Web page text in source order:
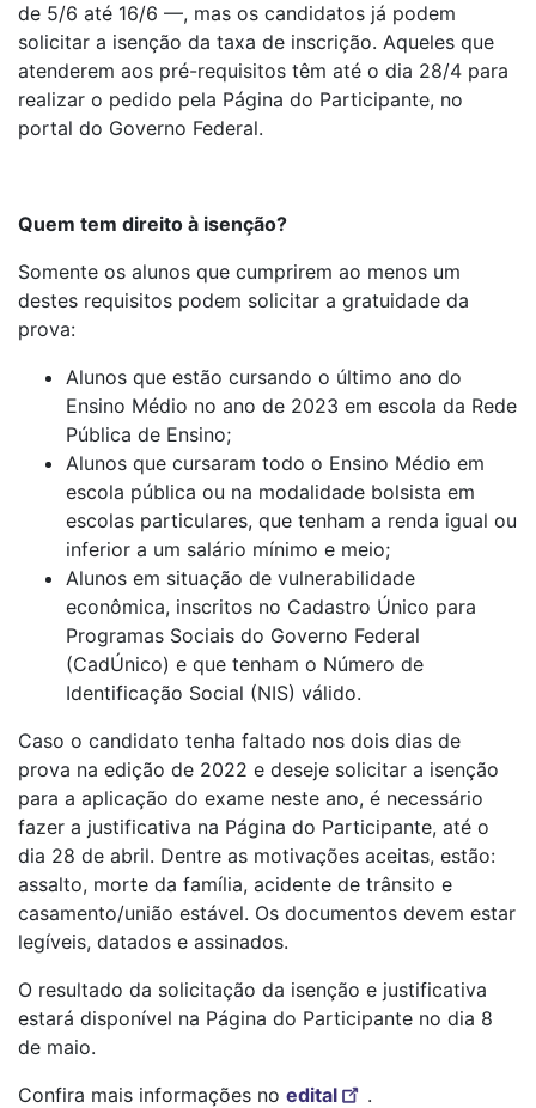
de 5/6 até 16/6 —, mas os candidatos já podem
solicitar a isenção da taxa de inscrição. Aqueles que
atenderem aos pré-requisitos têm até o dia 28/4 para
realizar o pedido pela Página do Participante, no
portal do Governo Federal.
Quem tem direito à isenção?
Somente os alunos que cumprirem ao menos um
destes requisitos podem solicitar a gratuidade da
prova:
Alunos que estão cursando o último ano do
Ensino Médio no ano de 2023 em escola da Rede
Pública de Ensino;
Alunos que cursaram todo o Ensino Médio em
escola pública ou na modalidade bolsista em
escolas particulares, que tenham a renda igual ou
inferior a um salário mínimo e meio;
Alunos em situação de vulnerabilidade
econômica, inscritos no Cadastro Único para
Programas Sociais do Governo Federal
(CadÚnico) e que tenham o Número de
Identificação Social (NIS) válido.
Caso o candidato tenha faltado nos dois dias de
prova na edição de 2022 e deseje solicitar a isenção
para a aplicação do exame neste ano, é necessário
fazer a justificativa na Página do Participante, até o
dia 28 de abril. Dentre as motivações aceitas, estão:
assalto, morte da família, acidente de trânsito e
casamento/união estável. Os documentos devem estar
legíveis, datados e assinados.
O resultado da solicitação da isenção e justificativa
estará disponível na Página do Participante no dia 8
de maio.
Confira mais informações no edital .